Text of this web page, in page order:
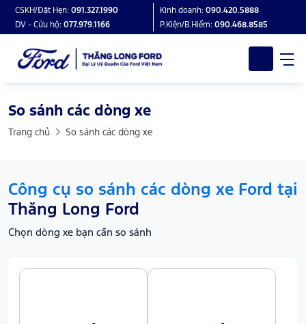
CSKH/Đặt Hẹn: 091.327.1990 Kinh doanh: 090.420.5888
DV - Cứu hộ: 077.979.1166 P.Kiện/B.Hiểm: 090.468.8585
So sánh các dòng xe
Trang chủ So sánh các dòng xe
Công cụ so sánh các dòng xe Ford tại
Thăng Long Ford
Chọn dòng xe bạn cần so sánh